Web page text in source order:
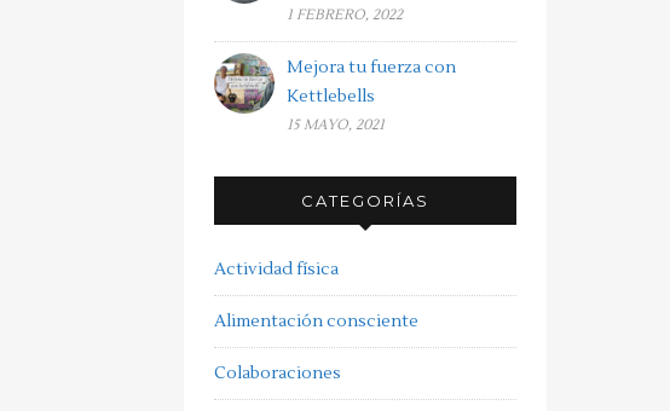
1 FEBRERO, 2022
Mejora tu fuerza con
Kettlebells
15 MAYO, 2021
CATEGORÍAS
Actividad física
Alimentación consciente
Colaboraciones